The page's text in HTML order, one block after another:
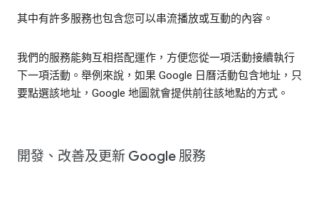
其中有許多服務也包含您可以串流播放或互動的內容。
我們的服務能夠互相搭配運作，方便您從一項活動接續執行
下一項活動。舉例來說，如果 Google 日曆活動包含地址，只
要點選該地址，Google 地圖就會提供前往該地點的方式。
開發、改善及更新 Google 服務